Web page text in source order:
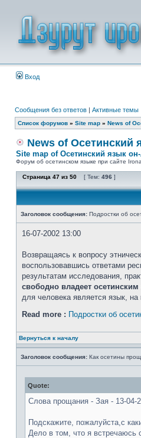
Вход
Сообщения без ответов | Активные темы
Список форумов » Site map » News of
News of Осетинский
Site map of Осетинский язык
Форум об осетинском языке при сайте
Страница 47 из 50 [ Тем: 496 ]
Заголовок сообщения: Подростки об
16-07-2002 13:00
Возвращаясь к вопросу
воспользовавшись ответами
результатам исследования,
свободно владеет
для человека является язык,
Read more : Подростки об
Вернуться к началу
Заголовок сообщения: Как осетины
Quote:
Слова прощания - Зая - 13-04-
Подскажите, пожалуйста,с
Дело в том, что я встречаюсь